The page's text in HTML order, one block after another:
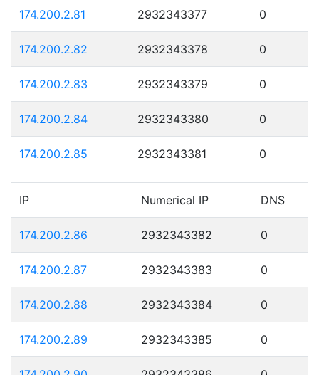
174.200.2.81 2932343377 0
174.200.2.82 2932343378 0
174.200.2.83 2932343379 0
174.200.2.84 2932343380 0
174.200.2.85 2932343381 0
IP Numerical IP DNS
174.200.2.86 2932343382 0
174.200.2.87 2932343383 0
174.200.2.88 2932343384 0
174.200.2.89 2932343385 0